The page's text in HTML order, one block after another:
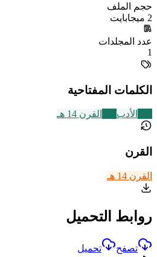
حجم الملف
2 ميجابايت
عدد المجلدات
1
الكلمات المفتاحية
الأدب القرن 14 هـ
القرن
القرن 14 هـ
روابط التحميل
تصفح تحميل